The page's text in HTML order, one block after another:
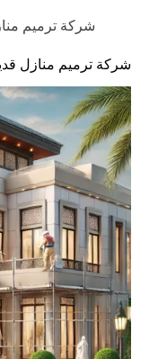
شركة ترميم
شركة ترميم منازل